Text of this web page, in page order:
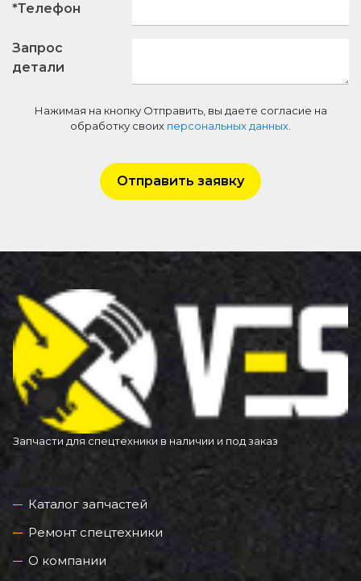
*Телефон
Запрос
детали
Нажимая на кнопку Отправить, вы даете согласие на
обработку своих персональных данных
Отправить заявку
Запчасти для спецтехники в наличии и под заказ
Каталог запчастей
Ремонт спецтехники
О компании